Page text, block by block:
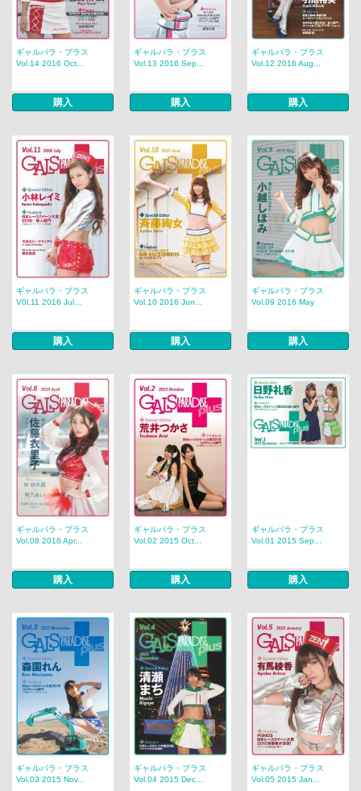
ギャルパラ・プラス
Vol.14 2016 Oct...
購入
ギャルパラ・プラス
Vol.13 2016 Sep...
購入
ギャルパラ・プラス
Vol.12 2016 Aug...
購入
ギャルパラ・プラス
V0l.11 2016 Jul...
購入
ギャルパラ・プラス
Vol.10 2016 Jun...
購入
ギャルパラ・プラス
Vol.09 2016 May
購入
ギャルパラ・プラス
Vol.08 2016 Apr...
購入
ギャルパラ・プラス
Vol.02 2015 Oct...
購入
ギャルパラ・プラス
Vol.01 2015 Sep...
購入
ギャルパラ・プラス
Vol.03 2015 Nov...
ギャルパラ・プラス
Vol.04 2015 Dec...
ギャルパラ・プラス
Vol.05 2015 Jan...